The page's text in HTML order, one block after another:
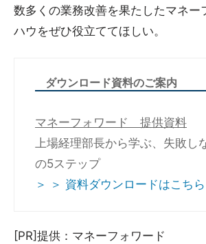
数多くの業務改善を果たしたマネー
ハウをぜひ役立ててほしい。
ダウンロード資料のご案内
マネーフォワード 提供資料
上場経理部長から学ぶ、失敗し
の5ステップ
＞ ＞ 資料ダウンロードはこちら
[PR]提供：マネーフォワード